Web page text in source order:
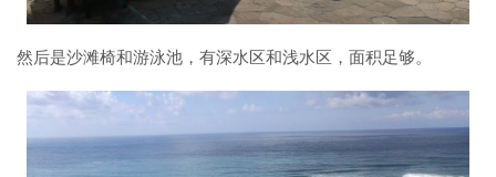
然后是沙滩椅和游泳池，有深水区和浅水区，面积足够。